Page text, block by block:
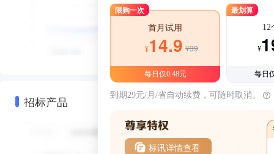
招标产品
限购一次
首月试用
¥14.9 ¥39
每日仅0.48元
最划算
12
¥
每日
到期29元/月/省自动续费，可随时取消。
标讯详情查看